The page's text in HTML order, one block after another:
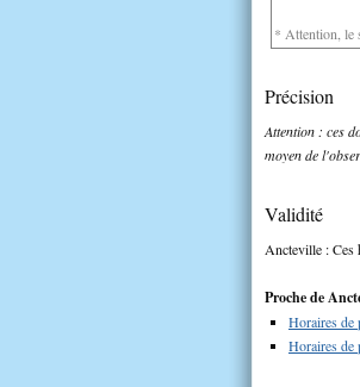
* Attention, le
Précision
Attention : ces
moyen de
Validité
Ancteville : Ces
Proche de
Horaires de
Horaires de